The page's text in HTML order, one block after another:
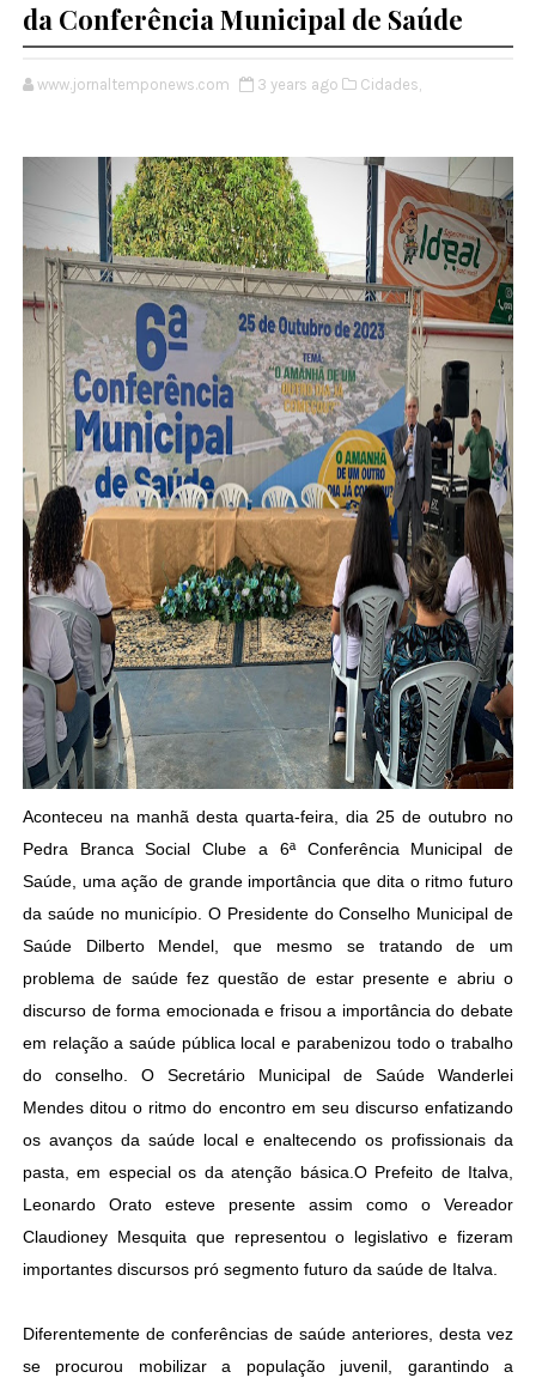
da Conferência Municipal de Saúde
www.jornaltemponews.com 3 years ago Cidades,
Aconteceu na manhã desta quarta-feira, dia 25 de outubro no
Pedra Branca Social Clube a 6ª Conferência Municipal de
Saúde, uma ação de grande importância que dita o ritmo futuro
da saúde no município. O Presidente do Conselho Municipal de
Saúde Dilberto Mendel, que mesmo se tratando de um
problema de saúde fez questão de estar presente e abriu o
discurso de forma emocionada e frisou a importância do debate
em relação a saúde pública local e parabenizou todo o trabalho
do conselho. O Secretário Municipal de Saúde Wanderlei
Mendes ditou o ritmo do encontro em seu discurso enfatizando
os avanços da saúde local e enaltecendo os profissionais da
pasta, em especial os da atenção básica.O Prefeito de Italva,
Leonardo Orato esteve presente assim como o Vereador
Claudioney Mesquita que representou o legislativo e fizeram
importantes discursos pró segmento futuro da saúde de Italva.
Diferentemente de conferências de saúde anteriores, desta vez
se procurou mobilizar a população juvenil, garantindo a